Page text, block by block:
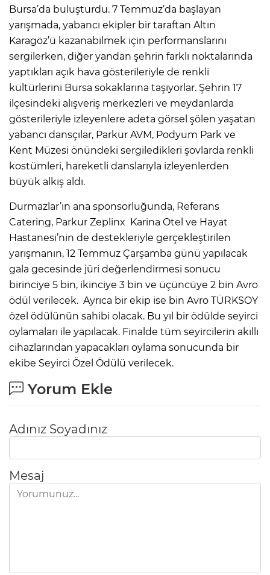
Bursa’da buluşturdu. 7 Temmuz’da başlayan
yarışmada, yabancı ekipler bir taraftan Altın
Karagöz’ü kazanabilmek için performanslarını
sergilerken, diğer yandan şehrin farklı noktalarında
yaptıkları açık hava gösterileriyle de renkli
kültürlerini Bursa sokaklarına taşıyorlar. Şehrin 17
ilçesindeki alışveriş merkezleri ve meydanlarda
gösterileriyle izleyenlere adeta görsel şölen yaşatan
yabancı dansçılar, Parkur AVM, Podyum Park ve
Kent Müzesi önündeki sergiledikleri şovlarda renkli
kostümleri, hareketli danslarıyla izleyenlerden
büyük alkış aldı.
Durmazlar’ın ana sponsorluğunda, Referans
Catering, Parkur Zeplinx Karina Otel ve Hayat
Hastanesi’nin de destekleriyle gerçekleştirilen
yarışmanın, 12 Temmuz Çarşamba günü yapılacak
gala gecesinde jüri değerlendirmesi sonucu
birinciye 5 bin, ikinciye 3 bin ve üçüncüye 2 bin Avro
ödül verilecek. Ayrıca bir ekip ise bin Avro TÜRKSOY
özel ödülünün sahibi olacak. Bu yıl bir ödülde seyirci
oylamaları ile yapılacak. Finalde tüm seyircilerin akıllı
cihazlarından yapacakları oylama sonucunda bir
ekibe Seyirci Özel Ödülü verilecek.
Yorum Ekle
Adınız Soyadınız
Mesaj